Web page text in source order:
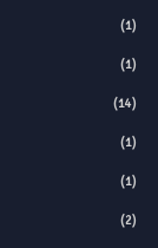
(1)
(1)
(14)
(1)
(1)
(2)